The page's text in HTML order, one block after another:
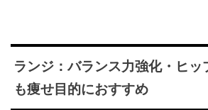
ランジ：バランス力強化・ヒッ
も痩せ目的におすすめ